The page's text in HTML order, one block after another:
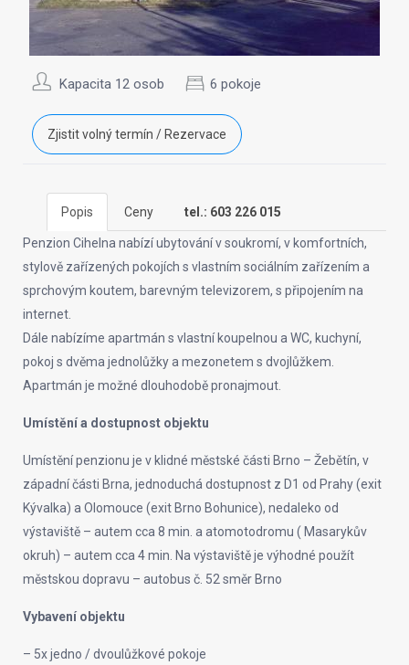
Kapacita 12 osob 6 pokoje
Zjistit volný termín / Rezervace
Popis Ceny tel.: 603 226 015
Penzion Cihelna nabízí ubytování v soukromí, v komfortních,
stylově zařízených pokojích s vlastním sociálním zařízením a
sprchovým koutem, barevným televizorem, s připojením na
internet.
Dále nabízíme apartmán s vlastní koupelnou a WC, kuchyní,
pokoj s dvěma jednolůžky a mezonetem s dvojlůžkem.
Apartmán je možné dlouhodobě pronajmout.
Umístění a dostupnost objektu
Umístění penzionu je v klidné městské části Brno – Žebětín, v
západní části Brna, jednoduchá dostupnost z D1 od Prahy (exit
Kývalka) a Olomouce (exit Brno Bohunice), nedaleko od
výstaviště – autem cca 8 min. a atomotodromu ( Masarykův
okruh) – autem cca 4 min. Na výstaviště je výhodné použít
městskou dopravu – autobus č. 52 směr Brno
Vybavení objektu
– 5x jedno / dvoulůžkové pokoje